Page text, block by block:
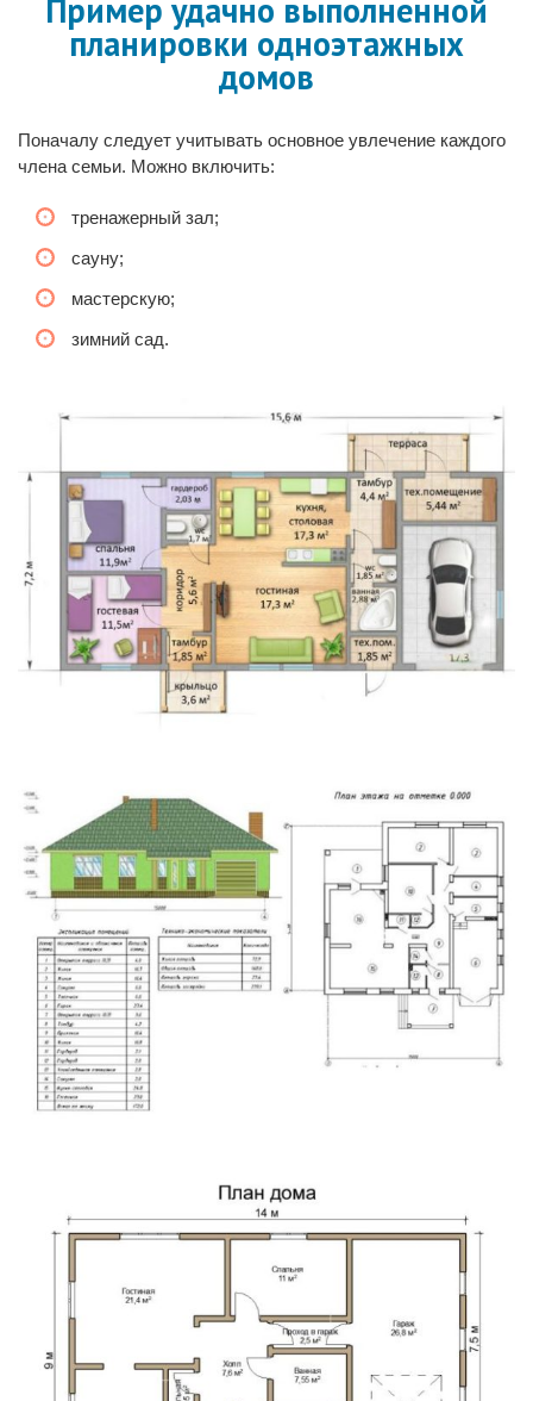
Пример удачно выполненной
планировки одноэтажных
домов
Поначалу следует учитывать основное увлечение каждого
члена семьи. Можно включить:
тренажерный зал;
сауну;
мастерскую;
зимний сад.